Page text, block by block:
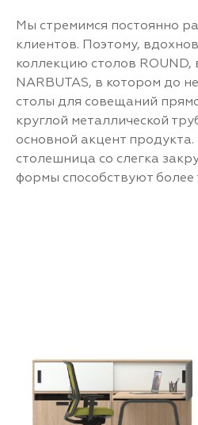
Мы стремимся постоянно
клиентов. Поэтому,
коллекцию столов
NARBUTAS, в котором до
столы для совещаний
круглой металлической
основной акцент
столешница со слегка
формы способствуют более